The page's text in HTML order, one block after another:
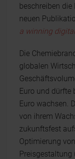
beschreiben die
neuen
a winning
Die
globalen
Euro und dürfte
Euro wachsen.
von ihrem
zukunftsfest
Optimierung
Preisgestaltung